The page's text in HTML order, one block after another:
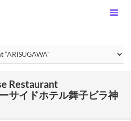
Restaurant
サイドホテル舞子ビラ神